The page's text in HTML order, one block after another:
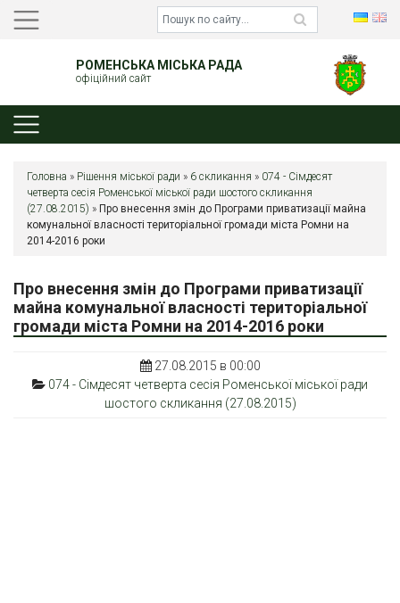
РОМЕНСЬКА МІСЬКА РАДА
офіційний сайт
Головна » Рішення міської ради » 6 скликання » 074 - Сімдесят
четверта сесія Роменської міської ради шостого скликання
(27.08.2015) » Про внесення змін до Програми приватизації майна
комунальної власності територіальної громади міста Ромни на
2014-2016 роки
Про внесення змін до Програми приватизації
майна комунальної власності територіальної
громади міста Ромни на 2014-2016 роки
27.08.2015 в 00:00
074 - Сімдесят четверта сесія Роменської міської ради
шостого скликання (27.08.2015)